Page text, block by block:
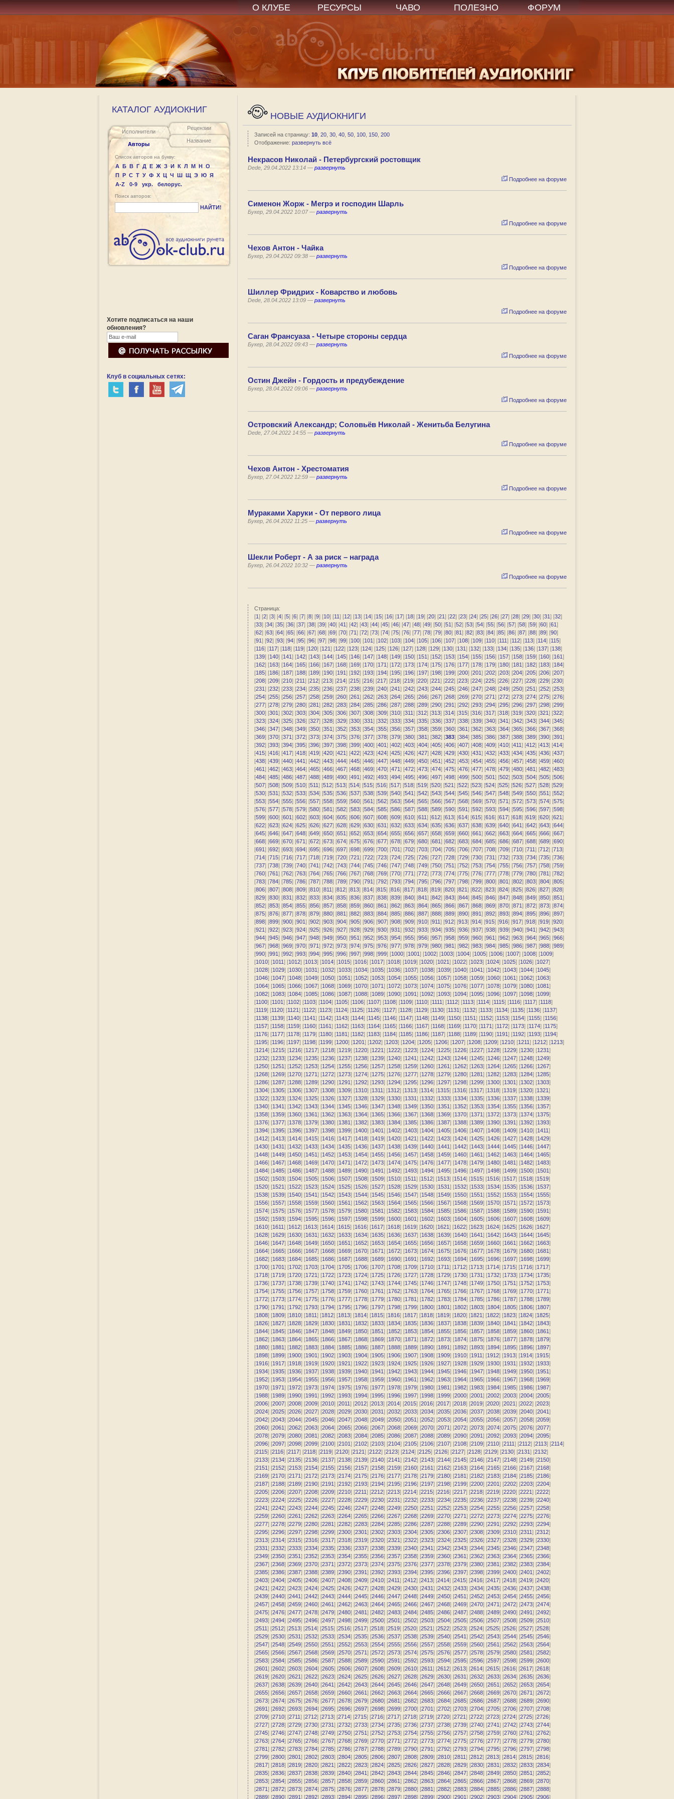
О КЛУБЕ РЕСУРСЫ ЧАВО ПОЛЕЗНО ФОРУМ
КАТАЛОГ АУДИОКНИГ
Исполнители
Авторы
Рецензии
Название
Список авторов на букву:
А Б В Г Д Е Ж З И К Л М Н О
П Р С Т У Ф Х Ц Ч Ш Щ Э Ю Я
A-Z
0-9 укр. белорус.
Поиск авторов:
НАЙТИ!
Хотите подписаться на наши
обновления?
Клуб в социальных сетях:
НОВЫЕ АУДИОКНИГИ
Записей на страницу: 10, 20, 30, 40, 50, 100, 150, 200
Отображение: развернуть всё
Некрасов Николай - Петербургский ростовщик
Dede, 29.04.2022 13:14 — развернуть
Подробнее на форуме
Сименон Жорж - Мегрэ и господин Шарль
Букер, 29.04.2022 10:07 — развернуть
Подробнее на форуме
Чехов Антон - Чайка
Букер, 29.04.2022 09:38 — развернуть
Подробнее на форуме
Шиллер Фридрих - Коварство и любовь
Dede, 28.04.2022 13:09 — развернуть
Подробнее на форуме
Саган Франсуаза - Четыре стороны сердца
Букер, 28.04.2022 09:43 — развернуть
Подробнее на форуме
Остин Джейн - Гордость и предубеждение
Букер, 28.04.2022 09:06 — развернуть
Подробнее на форуме
Островский Александр; Соловьёв Николай - Женитьба Белугина
Dede, 27.04.2022 14:55 — развернуть
Подробнее на форуме
Чехов Антон - Хрестоматия
Букер, 27.04.2022 12:59 — развернуть
Подробнее на форуме
Мураками Харуки - От первого лица
Букер, 26.04.2022 11:25 — развернуть
Подробнее на форуме
Шекли Роберт - А за риск – награда
Букер, 26.04.2022 10:32 — развернуть
Подробнее на форуме
Страница:
[1] [2] [3] [4] [5] [6] [7] [8] [9] [10] [11] [12] [13] [14] [15] [16] [17] [18] [19] [20] [21] [22] [23] [24] [25] [26] [27] [28] [29] [30] [31] [32]
[33] [34] [35] [36] [37] [38] [39] [40] [41] [42] [43] [44] [45] [46] [47] [48] [49] [50] [51] [52] [53] [54] [55] [56] [57] [58] [59] [60] [61]
[62] [63] [64] [65] [66] [67] [68] [69] [70] [71] [72] [73] [74] [75] [76] [77] [78] [79] [80] [81] [82] [83] [84] [85] [86] [87] [88] [89] [90]
[91] [92] [93] [94] [95] [96] [97] [98] [99] [100] [101] [102] [103] [104] [105] [106] [107] [108] [109] [110] [111] [112] [113] [114] [115]
[116] [117] [118] [119] [120] [121] [122] [123] [124] [125] [126] [127] [128] [129] [130] [131] [132] [133] [134] [135] [136] [137] [138]
[139] [140] [141] [142] [143] [144] [145] [146] [147] [148] [149] [150] [151] [152] [153] [154] [155] [156] [157] [158] [159] [160] [161]
[162] [163] [164] [165] [166] [167] [168] [169] [170] [171] [172] [173] [174] [175] [176] [177] [178] [179] [180] [181] [182] [183] [184]
[185] [186] [187] [188] [189] [190] [191] [192] [193] [194] [195] [196] [197] [198] [199] [200] [201] [202] [203] [204] [205] [206] [207]
[208] [209] [210] [211] [212] [213] [214] [215] [216] [217] [218] [219] [220] [221] [222] [223] [224] [225] [226] [227] [228] [229] [230]
[231] [232] [233] [234] [235] [236] [237] [238] [239] [240] [241] [242] [243] [244] [245] [246] [247] [248] [249] [250] [251] [252] [253]
[254] [255] [256] [257] [258] [259] [260] [261] [262] [263] [264] [265] [266] [267] [268] [269] [270] [271] [272] [273] [274] [275] [276]
[277] [278] [279] [280] [281] [282] [283] [284] [285] [286] [287] [288] [289] [290] [291] [292] [293] [294] [295] [296] [297] [298] [299]
[300] [301] [302] [303] [304] [305] [306] [307] [308] [309] [310] [311] [312] [313] [314] [315] [316] [317] [318] [319] [320] [321] [322]
[323] [324] [325] [326] [327] [328] [329] [330] [331] [332] [333] [334] [335] [336] [337] [338] [339] [340] [341] [342] [343] [344] [345]
[346] [347] [348] [349] [350] [351] [352] [353] [354] [355] [356] [357] [358] [359] [360] [361] [362] [363] [364] [365] [366] [367] [368]
[369] [370] [371] [372] [373] [374] [375] [376] [377] [378] [379] [380] [381] [382] [383] [384] [385] [386] [387] [388] [389] [390] [391]
[392] [393] [394] [395] [396] [397] [398] [399] [400] [401] [402] [403] [404] [405] [406] [407] [408] [409] [410] [411] [412] [413] [414]
[415] [416] [417] [418] [419] [420] [421] [422] [423] [424] [425] [426] [427] [428] [429] [430] [431] [432] [433] [434] [435] [436] [437]
[438] [439] [440] [441] [442] [443] [444] [445] [446] [447] [448] [449] [450] [451] [452] [453] [454] [455] [456] [457] [458] [459] [460]
[461] [462] [463] [464] [465] [466] [467] [468] [469] [470] [471] [472] [473] [474] [475] [476] [477] [478] [479] [480] [481] [482] [483]
[484] [485] [486] [487] [488] [489] [490] [491] [492] [493] [494] [495] [496] [497] [498] [499] [500] [501] [502] [503] [504] [505] [506]
[507] [508] [509] [510] [511] [512] [513] [514] [515] [516] [517] [518] [519] [520] [521] [522] [523] [524] [525] [526] [527] [528] [529]
[530] [531] [532] [533] [534] [535] [536] [537] [538] [539] [540] [541] [542] [543] [544] [545] [546] [547] [548] [549] [550] [551] [552]
[553] [554] [555] [556] [557] [558] [559] [560] [561] [562] [563] [564] [565] [566] [567] [568] [569] [570] [571] [572] [573] [574] [575]
[576] [577] [578] [579] [580] [581] [582] [583] [584] [585] [586] [587] [588] [589] [590] [591] [592] [593] [594] [595] [596] [597] [598]
[599] [600] [601] [602] [603] [604] [605] [606] [607] [608] [609] [610] [611] [612] [613] [614] [615] [616] [617] [618] [619] [620] [621]
[622] [623] [624] [625] [626] [627] [628] [629] [630] [631] [632] [633] [634] [635] [636] [637] [638] [639] [640] [641] [642] [643] [644]
[645] [646] [647] [648] [649] [650] [651] [652] [653] [654] [655] [656] [657] [658] [659] [660] [661] [662] [663] [664] [665] [666] [667]
[668] [669] [670] [671] [672] [673] [674] [675] [676] [677] [678] [679] [680] [681] [682] [683] [684] [685] [686] [687] [688] [689] [690]
[691] [692] [693] [694] [695] [696] [697] [698] [699] [700] [701] [702] [703] [704] [705] [706] [707] [708] [709] [710] [711] [712] [713]
[714] [715] [716] [717] [718] [719] [720] [721] [722] [723] [724] [725] [726] [727] [728] [729] [730] [731] [732] [733] [734] [735] [736]
[737] [738] [739] [740] [741] [742] [743] [744] [745] [746] [747] [748] [749] [750] [751] [752] [753] [754] [755] [756] [757] [758] [759]
[760] [761] [762] [763] [764] [765] [766] [767] [768] [769] [770] [771] [772] [773] [774] [775] [776] [777] [778] [779] [780] [781] [782]
[783] [784] [785] [786] [787] [788] [789] [790] [791] [792] [793] [794] [795] [796] [797] [798] [799] [800] [801] [802] [803] [804] [805]
[806] [807] [808] [809] [810] [811] [812] [813] [814] [815] [816] [817] [818] [819] [820] [821] [822] [823] [824] [825] [826] [827] [828]
[829] [830] [831] [832] [833] [834] [835] [836] [837] [838] [839] [840] [841] [842] [843] [844] [845] [846] [847] [848] [849] [850] [851]
[852] [853] [854] [855] [856] [857] [858] [859] [860] [861] [862] [863] [864] [865] [866] [867] [868] [869] [870] [871] [872] [873] [874]
[875] [876] [877] [878] [879] [880] [881] [882] [883] [884] [885] [886] [887] [888] [889] [890] [891] [892] [893] [894] [895] [896] [897]
[898] [899] [900] [901] [902] [903] [904] [905] [906] [907] [908] [909] [910] [911] [912] [913] [914] [915] [916] [917] [918] [919] [920]
[921] [922] [923] [924] [925] [926] [927] [928] [929] [930] [931] [932] [933] [934] [935] [936] [937] [938] [939] [940] [941] [942] [943]
[944] [945] [946] [947] [948] [949] [950] [951] [952] [953] [954] [955] [956] [957] [958] [959] [960] [961] [962] [963] [964] [965] [966]
[967] [968] [969] [970] [971] [972] [973] [974] [975] [976] [977] [978] [979] [980] [981] [982] [983] [984] [985] [986] [987] [988] [989]
[990] [991] [992] [993] [994] [995] [996] [997] [998] [999] [1000] [1001] [1002] [1003] [1004] [1005] [1006] [1007] [1008] [1009]
[1010] [1011] [1012] [1013] [1014] [1015] [1016] [1017] [1018] [1019] [1020] [1021] [1022] [1023] [1024] [1025] [1026] [1027]
[1028] [1029] [1030] [1031] [1032] [1033] [1034] [1035] [1036] [1037] [1038] [1039] [1040] [1041] [1042] [1043] [1044] [1045]
[1046] [1047] [1048] [1049] [1050] [1051] [1052] [1053] [1054] [1055] [1056] [1057] [1058] [1059] [1060] [1061] [1062] [1063]
[1064] [1065] [1066] [1067] [1068] [1069] [1070] [1071] [1072] [1073] [1074] [1075] [1076] [1077] [1078] [1079] [1080] [1081]
[1082] [1083] [1084] [1085] [1086] [1087] [1088] [1089] [1090] [1091] [1092] [1093] [1094] [1095] [1096] [1097] [1098] [1099]
[1100] [1101] [1102] [1103] [1104] [1105] [1106] [1107] [1108] [1109] [1110] [1111] [1112] [1113] [1114] [1115] [1116] [1117] [1118]
[1119] [1120] [1121] [1122] [1123] [1124] [1125] [1126] [1127] [1128] [1129] [1130] [1131] [1132] [1133] [1134] [1135] [1136] [1137]
[1138] [1139] [1140] [1141] [1142] [1143] [1144] [1145] [1146] [1147] [1148] [1149] [1150] [1151] [1152] [1153] [1154] [1155] [1156]
[1157] [1158] [1159] [1160] [1161] [1162] [1163] [1164] [1165] [1166] [1167] [1168] [1169] [1170] [1171] [1172] [1173] [1174] [1175]
[1176] [1177] [1178] [1179] [1180] [1181] [1182] [1183] [1184] [1185] [1186] [1187] [1188] [1189] [1190] [1191] [1192] [1193] [1194]
[1195] [1196] [1197] [1198] [1199] [1200] [1201] [1202] [1203] [1204] [1205] [1206] [1207] [1208] [1209] [1210] [1211] [1212] [1213]
[1214] [1215] [1216] [1217] [1218] [1219] [1220] [1221] [1222] [1223] [1224] [1225] [1226] [1227] [1228] [1229] [1230] [1231]
[1232] [1233] [1234] [1235] [1236] [1237] [1238] [1239] [1240] [1241] [1242] [1243] [1244] [1245] [1246] [1247] [1248] [1249]
[1250] [1251] [1252] [1253] [1254] [1255] [1256] [1257] [1258] [1259] [1260] [1261] [1262] [1263] [1264] [1265] [1266] [1267]
[1268] [1269] [1270] [1271] [1272] [1273] [1274] [1275] [1276] [1277] [1278] [1279] [1280] [1281] [1282] [1283] [1284] [1285]
[1286] [1287] [1288] [1289] [1290] [1291] [1292] [1293] [1294] [1295] [1296] [1297] [1298] [1299] [1300] [1301] [1302] [1303]
[1304] [1305] [1306] [1307] [1308] [1309] [1310] [1311] [1312] [1313] [1314] [1315] [1316] [1317] [1318] [1319] [1320] [1321]
[1322] [1323] [1324] [1325] [1326] [1327] [1328] [1329] [1330] [1331] [1332] [1333] [1334] [1335] [1336] [1337] [1338] [1339]
[1340] [1341] [1342] [1343] [1344] [1345] [1346] [1347] [1348] [1349] [1350] [1351] [1352] [1353] [1354] [1355] [1356] [1357]
[1358] [1359] [1360] [1361] [1362] [1363] [1364] [1365] [1366] [1367] [1368] [1369] [1370] [1371] [1372] [1373] [1374] [1375]
[1376] [1377] [1378] [1379] [1380] [1381] [1382] [1383] [1384] [1385] [1386] [1387] [1388] [1389] [1390] [1391] [1392] [1393]
[1394] [1395] [1396] [1397] [1398] [1399] [1400] [1401] [1402] [1403] [1404] [1405] [1406] [1407] [1408] [1409] [1410] [1411]
[1412] [1413] [1414] [1415] [1416] [1417] [1418] [1419] [1420] [1421] [1422] [1423] [1424] [1425] [1426] [1427] [1428] [1429]
[1430] [1431] [1432] [1433] [1434] [1435] [1436] [1437] [1438] [1439] [1440] [1441] [1442] [1443] [1444] [1445] [1446] [1447]
[1448] [1449] [1450] [1451] [1452] [1453] [1454] [1455] [1456] [1457] [1458] [1459] [1460] [1461] [1462] [1463] [1464] [1465]
[1466] [1467] [1468] [1469] [1470] [1471] [1472] [1473] [1474] [1475] [1476] [1477] [1478] [1479] [1480] [1481] [1482] [1483]
[1484] [1485] [1486] [1487] [1488] [1489] [1490] [1491] [1492] [1493] [1494] [1495] [1496] [1497] [1498] [1499] [1500] [1501]
[1502] [1503] [1504] [1505] [1506] [1507] [1508] [1509] [1510] [1511] [1512] [1513] [1514] [1515] [1516] [1517] [1518] [1519]
[1520] [1521] [1522] [1523] [1524] [1525] [1526] [1527] [1528] [1529] [1530] [1531] [1532] [1533] [1534] [1535] [1536] [1537]
[1538] [1539] [1540] [1541] [1542] [1543] [1544] [1545] [1546] [1547] [1548] [1549] [1550] [1551] [1552] [1553] [1554] [1555]
[1556] [1557] [1558] [1559] [1560] [1561] [1562] [1563] [1564] [1565] [1566] [1567] [1568] [1569] [1570] [1571] [1572] [1573]
[1574] [1575] [1576] [1577] [1578] [1579] [1580] [1581] [1582] [1583] [1584] [1585] [1586] [1587] [1588] [1589] [1590] [1591]
[1592] [1593] [1594] [1595] [1596] [1597] [1598] [1599] [1600] [1601] [1602] [1603] [1604] [1605] [1606] [1607] [1608] [1609]
[1610] [1611] [1612] [1613] [1614] [1615] [1616] [1617] [1618] [1619] [1620] [1621] [1622] [1623] [1624] [1625] [1626] [1627]
[1628] [1629] [1630] [1631] [1632] [1633] [1634] [1635] [1636] [1637] [1638] [1639] [1640] [1641] [1642] [1643] [1644] [1645]
[1646] [1647] [1648] [1649] [1650] [1651] [1652] [1653] [1654] [1655] [1656] [1657] [1658] [1659] [1660] [1661] [1662] [1663]
[1664] [1665] [1666] [1667] [1668] [1669] [1670] [1671] [1672] [1673] [1674] [1675] [1676] [1677] [1678] [1679] [1680] [1681]
[1682] [1683] [1684] [1685] [1686] [1687] [1688] [1689] [1690] [1691] [1692] [1693] [1694] [1695] [1696] [1697] [1698] [1699]
[1700] [1701] [1702] [1703] [1704] [1705] [1706] [1707] [1708] [1709] [1710] [1711] [1712] [1713] [1714] [1715] [1716] [1717]
[1718] [1719] [1720] [1721] [1722] [1723] [1724] [1725] [1726] [1727] [1728] [1729] [1730] [1731] [1732] [1733] [1734] [1735]
[1736] [1737] [1738] [1739] [1740] [1741] [1742] [1743] [1744] [1745] [1746] [1747] [1748] [1749] [1750] [1751] [1752] [1753]
[1754] [1755] [1756] [1757] [1758] [1759] [1760] [1761] [1762] [1763] [1764] [1765] [1766] [1767] [1768] [1769] [1770] [1771]
[1772] [1773] [1774] [1775] [1776] [1777] [1778] [1779] [1780] [1781] [1782] [1783] [1784] [1785] [1786] [1787] [1788] [1789]
[1790] [1791] [1792] [1793] [1794] [1795] [1796] [1797] [1798] [1799] [1800] [1801] [1802] [1803] [1804] [1805] [1806] [1807]
[1808] [1809] [1810] [1811] [1812] [1813] [1814] [1815] [1816] [1817] [1818] [1819] [1820] [1821] [1822] [1823] [1824] [1825]
[1826] [1827] [1828] [1829] [1830] [1831] [1832] [1833] [1834] [1835] [1836] [1837] [1838] [1839] [1840] [1841] [1842] [1843]
[1844] [1845] [1846] [1847] [1848] [1849] [1850] [1851] [1852] [1853] [1854] [1855] [1856] [1857] [1858] [1859] [1860] [1861]
[1862] [1863] [1864] [1865] [1866] [1867] [1868] [1869] [1870] [1871] [1872] [1873] [1874] [1875] [1876] [1877] [1878] [1879]
[1880] [1881] [1882] [1883] [1884] [1885] [1886] [1887] [1888] [1889] [1890] [1891] [1892] [1893] [1894] [1895] [1896] [1897]
[1898] [1899] [1900] [1901] [1902] [1903] [1904] [1905] [1906] [1907] [1908] [1909] [1910] [1911] [1912] [1913] [1914] [1915]
[1916] [1917] [1918] [1919] [1920] [1921] [1922] [1923] [1924] [1925] [1926] [1927] [1928] [1929] [1930] [1931] [1932] [1933]
[1934] [1935] [1936] [1937] [1938] [1939] [1940] [1941] [1942] [1943] [1944] [1945] [1946] [1947] [1948] [1949] [1950] [1951]
[1952] [1953] [1954] [1955] [1956] [1957] [1958] [1959] [1960] [1961] [1962] [1963] [1964] [1965] [1966] [1967] [1968] [1969]
[1970] [1971] [1972] [1973] [1974] [1975] [1976] [1977] [1978] [1979] [1980] [1981] [1982] [1983] [1984] [1985] [1986] [1987]
[1988] [1989] [1990] [1991] [1992] [1993] [1994] [1995] [1996] [1997] [1998] [1999] [2000] [2001] [2002] [2003] [2004] [2005]
[2006] [2007] [2008] [2009] [2010] [2011] [2012] [2013] [2014] [2015] [2016] [2017] [2018] [2019] [2020] [2021] [2022] [2023]
[2024] [2025] [2026] [2027] [2028] [2029] [2030] [2031] [2032] [2033] [2034] [2035] [2036] [2037] [2038] [2039] [2040] [2041]
[2042] [2043] [2044] [2045] [2046] [2047] [2048] [2049] [2050] [2051] [2052] [2053] [2054] [2055] [2056] [2057] [2058] [2059]
[2060] [2061] [2062] [2063] [2064] [2065] [2066] [2067] [2068] [2069] [2070] [2071] [2072] [2073] [2074] [2075] [2076] [2077]
[2078] [2079] [2080] [2081] [2082] [2083] [2084] [2085] [2086] [2087] [2088] [2089] [2090] [2091] [2092] [2093] [2094] [2095]
[2096] [2097] [2098] [2099] [2100] [2101] [2102] [2103] [2104] [2105] [2106] [2107] [2108] [2109] [2110] [2111] [2112] [2113] [2114]
[2115] [2116] [2117] [2118] [2119] [2120] [2121] [2122] [2123] [2124] [2125] [2126] [2127] [2128] [2129] [2130] [2131] [2132]
[2133] [2134] [2135] [2136] [2137] [2138] [2139] [2140] [2141] [2142] [2143] [2144] [2145] [2146] [2147] [2148] [2149] [2150]
[2151] [2152] [2153] [2154] [2155] [2156] [2157] [2158] [2159] [2160] [2161] [2162] [2163] [2164] [2165] [2166] [2167] [2168]
[2169] [2170] [2171] [2172] [2173] [2174] [2175] [2176] [2177] [2178] [2179] [2180] [2181] [2182] [2183] [2184] [2185] [2186]
[2187] [2188] [2189] [2190] [2191] [2192] [2193] [2194] [2195] [2196] [2197] [2198] [2199] [2200] [2201] [2202] [2203] [2204]
[2205] [2206] [2207] [2208] [2209] [2210] [2211] [2212] [2213] [2214] [2215] [2216] [2217] [2218] [2219] [2220] [2221] [2222]
[2223] [2224] [2225] [2226] [2227] [2228] [2229] [2230] [2231] [2232] [2233] [2234] [2235] [2236] [2237] [2238] [2239] [2240]
[2241] [2242] [2243] [2244] [2245] [2246] [2247] [2248] [2249] [2250] [2251] [2252] [2253] [2254] [2255] [2256] [2257] [2258]
[2259] [2260] [2261] [2262] [2263] [2264] [2265] [2266] [2267] [2268] [2269] [2270] [2271] [2272] [2273] [2274] [2275] [2276]
[2277] [2278] [2279] [2280] [2281] [2282] [2283] [2284] [2285] [2286] [2287] [2288] [2289] [2290] [2291] [2292] [2293] [2294]
[2295] [2296] [2297] [2298] [2299] [2300] [2301] [2302] [2303] [2304] [2305] [2306] [2307] [2308] [2309] [2310] [2311] [2312]
[2313] [2314] [2315] [2316] [2317] [2318] [2319] [2320] [2321] [2322] [2323] [2324] [2325] [2326] [2327] [2328] [2329] [2330]
[2331] [2332] [2333] [2334] [2335] [2336] [2337] [2338] [2339] [2340] [2341] [2342] [2343] [2344] [2345] [2346] [2347] [2348]
[2349] [2350] [2351] [2352] [2353] [2354] [2355] [2356] [2357] [2358] [2359] [2360] [2361] [2362] [2363] [2364] [2365] [2366]
[2367] [2368] [2369] [2370] [2371] [2372] [2373] [2374] [2375] [2376] [2377] [2378] [2379] [2380] [2381] [2382] [2383] [2384]
[2385] [2386] [2387] [2388] [2389] [2390] [2391] [2392] [2393] [2394] [2395] [2396] [2397] [2398] [2399] [2400] [2401] [2402]
[2403] [2404] [2405] [2406] [2407] [2408] [2409] [2410] [2411] [2412] [2413] [2414] [2415] [2416] [2417] [2418] [2419] [2420]
[2421] [2422] [2423] [2424] [2425] [2426] [2427] [2428] [2429] [2430] [2431] [2432] [2433] [2434] [2435] [2436] [2437] [2438]
[2439] [2440] [2441] [2442] [2443] [2444] [2445] [2446] [2447] [2448] [2449] [2450] [2451] [2452] [2453] [2454] [2455] [2456]
[2457] [2458] [2459] [2460] [2461] [2462] [2463] [2464] [2465] [2466] [2467] [2468] [2469] [2470] [2471] [2472] [2473] [2474]
[2475] [2476] [2477] [2478] [2479] [2480] [2481] [2482] [2483] [2484] [2485] [2486] [2487] [2488] [2489] [2490] [2491] [2492]
[2493] [2494] [2495] [2496] [2497] [2498] [2499] [2500] [2501] [2502] [2503] [2504] [2505] [2506] [2507] [2508] [2509] [2510]
[2511] [2512] [2513] [2514] [2515] [2516] [2517] [2518] [2519] [2520] [2521] [2522] [2523] [2524] [2525] [2526] [2527] [2528]
[2529] [2530] [2531] [2532] [2533] [2534] [2535] [2536] [2537] [2538] [2539] [2540] [2541] [2542] [2543] [2544] [2545] [2546]
[2547] [2548] [2549] [2550] [2551] [2552] [2553] [2554] [2555] [2556] [2557] [2558] [2559] [2560] [2561] [2562] [2563] [2564]
[2565] [2566] [2567] [2568] [2569] [2570] [2571] [2572] [2573] [2574] [2575] [2576] [2577] [2578] [2579] [2580] [2581] [2582]
[2583] [2584] [2585] [2586] [2587] [2588] [2589] [2590] [2591] [2592] [2593] [2594] [2595] [2596] [2597] [2598] [2599] [2600]
[2601] [2602] [2603] [2604] [2605] [2606] [2607] [2608] [2609] [2610] [2611] [2612] [2613] [2614] [2615] [2616] [2617] [2618]
[2619] [2620] [2621] [2622] [2623] [2624] [2625] [2626] [2627] [2628] [2629] [2630] [2631] [2632] [2633] [2634] [2635] [2636]
[2637] [2638] [2639] [2640] [2641] [2642] [2643] [2644] [2645] [2646] [2647] [2648] [2649] [2650] [2651] [2652] [2653] [2654]
[2655] [2656] [2657] [2658] [2659] [2660] [2661] [2662] [2663] [2664] [2665] [2666] [2667] [2668] [2669] [2670] [2671] [2672]
[2673] [2674] [2675] [2676] [2677] [2678] [2679] [2680] [2681] [2682] [2683] [2684] [2685] [2686] [2687] [2688] [2689] [2690]
[2691] [2692] [2693] [2694] [2695] [2696] [2697] [2698] [2699] [2700] [2701] [2702] [2703] [2704] [2705] [2706] [2707] [2708]
[2709] [2710] [2711] [2712] [2713] [2714] [2715] [2716] [2717] [2718] [2719] [2720] [2721] [2722] [2723] [2724] [2725] [2726]
[2727] [2728] [2729] [2730] [2731] [2732] [2733] [2734] [2735] [2736] [2737] [2738] [2739] [2740] [2741] [2742] [2743] [2744]
[2745] [2746] [2747] [2748] [2749] [2750] [2751] [2752] [2753] [2754] [2755] [2756] [2757] [2758] [2759] [2760] [2761] [2762]
[2763] [2764] [2765] [2766] [2767] [2768] [2769] [2770] [2771] [2772] [2773] [2774] [2775] [2776] [2777] [2778] [2779] [2780]
[2781] [2782] [2783] [2784] [2785] [2786] [2787] [2788] [2789] [2790] [2791] [2792] [2793] [2794] [2795] [2796] [2797] [2798]
[2799] [2800] [2801] [2802] [2803] [2804] [2805] [2806] [2807] [2808] [2809] [2810] [2811] [2812] [2813] [2814] [2815] [2816]
[2817] [2818] [2819] [2820] [2821] [2822] [2823] [2824] [2825] [2826] [2827] [2828] [2829] [2830] [2831] [2832] [2833] [2834]
[2835] [2836] [2837] [2838] [2839] [2840] [2841] [2842] [2843] [2844] [2845] [2846] [2847] [2848] [2849] [2850] [2851] [2852]
[2853] [2854] [2855] [2856] [2857] [2858] [2859] [2860] [2861] [2862] [2863] [2864] [2865] [2866] [2867] [2868] [2869] [2870]
[2871] [2872] [2873] [2874] [2875] [2876] [2877] [2878] [2879] [2880] [2881] [2882] [2883] [2884] [2885] [2886] [2887] [2888]
[2889] [2890] [2891] [2892] [2893] [2894] [2895] [2896] [2897] [2898] [2899] [2900] [2901] [2902] [2903] [2904] [2905] [2906]